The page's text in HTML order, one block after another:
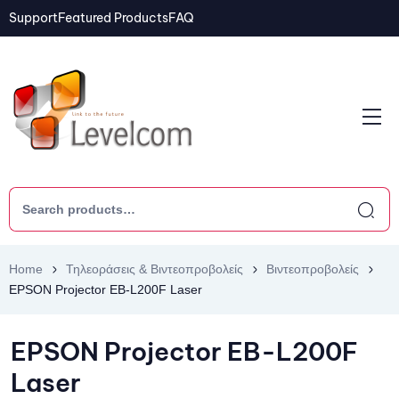
SupportFeatured ProductsFAQ
Home Τηλεοράσεις & Βιντεοπροβολείς
Βιντεοπροβολείς
EPSON Projector EB-L200F Laser
EPSON Projector EB-L200F
Laser